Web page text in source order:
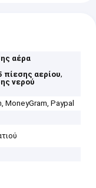
αέρα
πίεσης αερίου,
νερού
MoneyGram, Paypal